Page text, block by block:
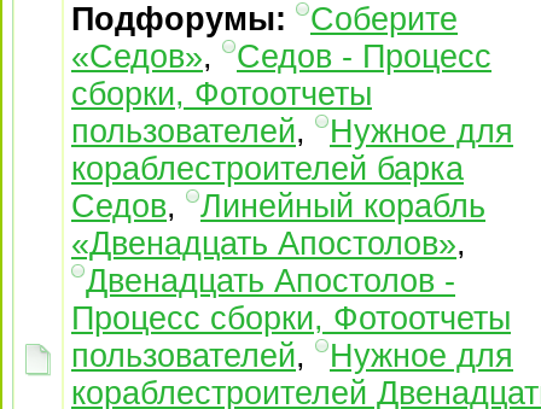
Подфорумы:
Соберите
«Седов»,
Седов - Процесс
сборки, Фотоотчеты
пользователей,
Нужное для
кораблестроителей барка
Седов,
Линейный корабль
«Двенадцать Апостолов»,
Двенадцать Апостолов -
Процесс сборки, Фотоотчеты
пользователей,
Нужное для
кораблестроителей